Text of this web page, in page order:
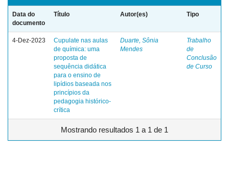
Data do
documento
Título Autor(es) Tipo
4-Dez-2023
Cupulate nas aulas
de química: uma
proposta de
sequência didática
para o ensino de
lipídios baseada nos
princípios da
pedagogia histórico-
crítica
Duarte, Sônia
Mendes
Trabalho
de
Conclusão
de Curso
Mostrando resultados 1 a 1 de 1